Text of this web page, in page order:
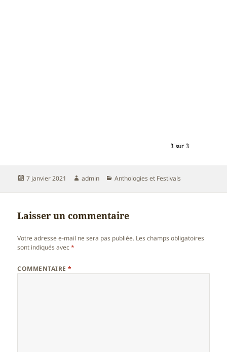
Publié
7 janvier 2021 Auteur
admin Catégories
Anthologies et Festivals
Laisser un commentaire
Votre adresse e-mail ne sera pas publiée. Les champs obligatoires
sont indiqués avec*
COMMENTAIRE*